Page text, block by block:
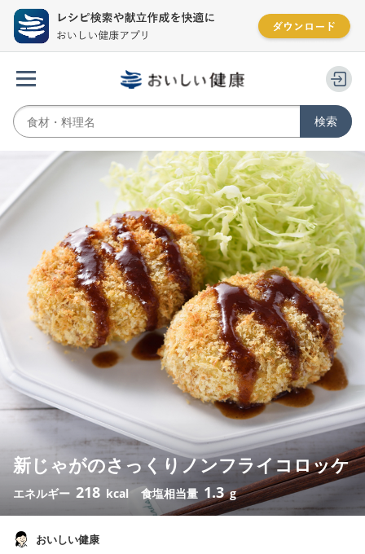
新じゃがのさっくりノンフライコロッケ
エネルギー 218 kcal 食塩相当量 1.3 g
おいしい健康